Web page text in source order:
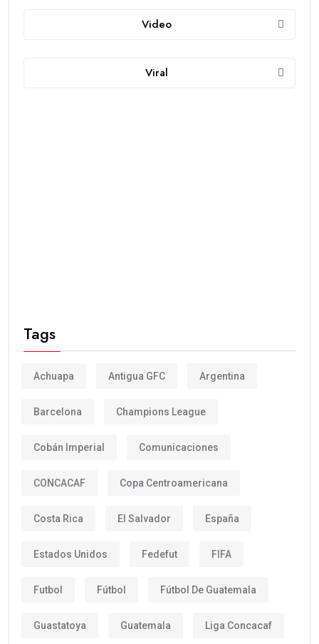
Video
Viral
Tags
Achuapa Antigua GFC Argentina
Barcelona Champions League
Cobán Imperial Comunicaciones
CONCACAF Copa Centroamericana
Costa Rica El Salvador España
Estados Unidos Fedefut FIFA
Futbol Fútbol Fútbol De Guatemala
Guastatoya Guatemala Liga Concacaf